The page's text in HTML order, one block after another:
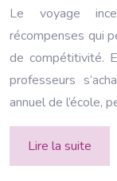
Le voyage
récompenses qui
de compétitivité.
professeurs
annuel de l’école,
Lire la suite